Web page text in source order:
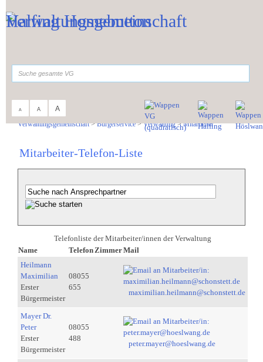
A A A
Verwaltungsgemeinschaft>Bürgerservice>Verwaltung>Mitarbeiter
Mitarbeiter-Telefon-Liste
Telefonliste der Mitarbeiter/innen der Verwaltung
Name
Telefon ZimmerMail
Heilmann
Maximilian
Erster
Bürgermeister
08055
655
maximilian.heilmann@schonstett.de
Mayer Dr.
Peter
Erster
Bürgermeister
08055
488
peter.mayer@hoeslwang.de